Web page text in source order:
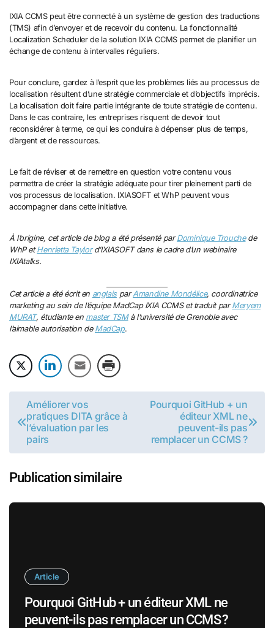
IXIA CCMS peut être connecté à un système de gestion des traductions
(TMS) afin d’envoyer et de recevoir du contenu. La fonctionnalité
Localization Scheduler de la solution IXIA CCMS permet de planifier un
échange de contenu à intervalles réguliers.
Pour conclure, gardez à l’esprit que les problèmes liés au processus de
localisation résultent d’une stratégie commerciale et d’objectifs imprécis.
La localisation doit faire partie intégrante de toute stratégie de contenu.
Dans le cas contraire, les entreprises risquent de devoir tout
reconsidérer à terme, ce qui les conduira à dépenser plus de temps,
d’argent et de ressources.
Le fait de réviser et de remettre en question votre contenu vous
permettra de créer la stratégie adéquate pour tirer pleinement parti de
vos processus de localisation. IXIASOFT et WhP peuvent vous
accompagner dans cette initiative.
À l’origine, cet article de blog a été présenté parDominique Trouchede
WhP etHenrietta Taylord’IXIASOFT dans le cadre d’un webinaire
IXIAtalks.
Cet article a été écrit en anglaisparAmandine Mondélice, coordinatrice
marketing au sein de l’équipe MadCap IXIA CCMS et traduit parMeryem
MURAT, étudiante en master TSMà l’université de Grenoble avec
l’aimable autorisation de MadCap.
Navigation
de
l’article
Améliorer vos
pratiques DITA grâce à
l’évaluation par les
pairs
Pourquoi GitHub + un
éditeur XML ne
peuvent-ils pas
remplacer un CCMS ?
Publication similaire
Article
Pourquoi GitHub + un éditeur XML ne
peuvent-ils pas remplacer un CCMS ?